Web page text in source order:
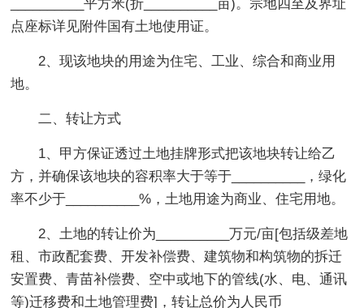
__________平方米(折__________亩)。宗地四至及界址
点座标详见附件国有土地使用证。
2、现该地块的用途为住宅、工业、综合和商业用
地。
二、转让方式
1、甲方保证透过土地挂牌形式把该地块转让给乙
方，并确保该地块的容积率大于等于__________，绿化
率不少于__________%，土地用途为商业、住宅用地。
2、土地的转让价为__________万元/亩[包括级差地
租、市政配套费、开发补偿费、建筑物和构筑物的拆迁
安置费、青苗补偿费、空中或地下的管线(水、电、通讯
等)迁移费和土地管理费]，转让总价为人民币